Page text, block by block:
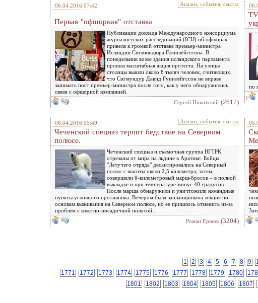
06.04.2016 07:42 Анализ, события, факты
Первая "офшорная" отставка
Публикации доклада Международного консорциума
журналистских расследований (ICIJ) об офшорах
привела к громкой отставке премьер-министра
Исландии Сигмюндюра Гюннлёйгссона. В
понедельник возле здания исландского парламента
прошла масштабная акция протеста. На улицы
столицы вышли около 8 тысяч человек, считающих,
что Сигмундур Давид Гуннлёйгссон не вправе
занимать пост премьер-министра после того, как у него обнаружились
связи с офшорной компанией.
Сергей Никитский (2617)
по
1
06.04.2016 05:49 Анализ, события, факты
Чеченский спецназ терпит бедствие на Северном
полюсе.
Чеченский спецназ и съемочная группа ВГТРК
отрезаны от мира на льдине в Арктике. Бойцы
"Летучего отряда" десантировались на Северный
полюс с высоты около 2,5 километра, затем
совершили 8-километровый марш-бросок – в полной
выкладке и при температуре минус 40 градусов.
После марша обнаружили и уничтожили командные
пункты условного противника. Вечером была запланирована лекция по
основам выживания на Северном полюсе, но ее пришлось отменить из-за
проблем с взлетно-посадочной полосой...
Роман Ершов (3204)
1
2 3 4 5 6 7 8 9
1771
1772 1773 1774 1775 1776 1777 1778 1779 1780
1801
1802 1803 1804 1805 1806 1807